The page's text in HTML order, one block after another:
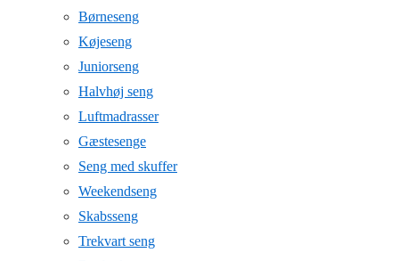
Børneseng
Køjeseng
Juniorseng
Halvhøj seng
Luftmadrasser
Gæstesenge
Seng med skuffer
Weekendseng
Skabsseng
Trekvart seng